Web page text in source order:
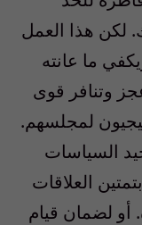
لكن هذا العمل
ما عانته
وتنافر قوى
لمجلسهم.
السياسات
العلاقات
أو لضمان قيام